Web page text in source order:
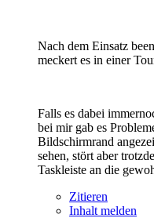
Nach dem Einsatz
meckert es in einer
Falls es dabei
bei mir gab es
Bildschirmrand
sehen, stört aber
Taskleiste an die
Zitieren
Inhalt melden